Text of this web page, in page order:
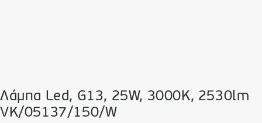
Λάμπα Led, G13, 25W, 3000K, 2530lm
VK/05137/150/W